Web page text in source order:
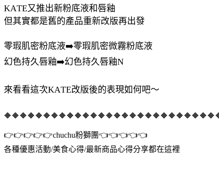
KATE又推出新粉底液和唇釉
但其實都是舊的產品重新改版再出發
零瑕肌密粉底液➡️零瑕肌密微霧粉底液
幻色持久唇釉➡️幻色持久唇釉N
來看看這次KATE改版後的表現如何吧～
👉👉👉👉👉chuchu粉獅團👈👈👈👈👈
各種優惠活動/美食心得/最新商品心得分享都在這裡